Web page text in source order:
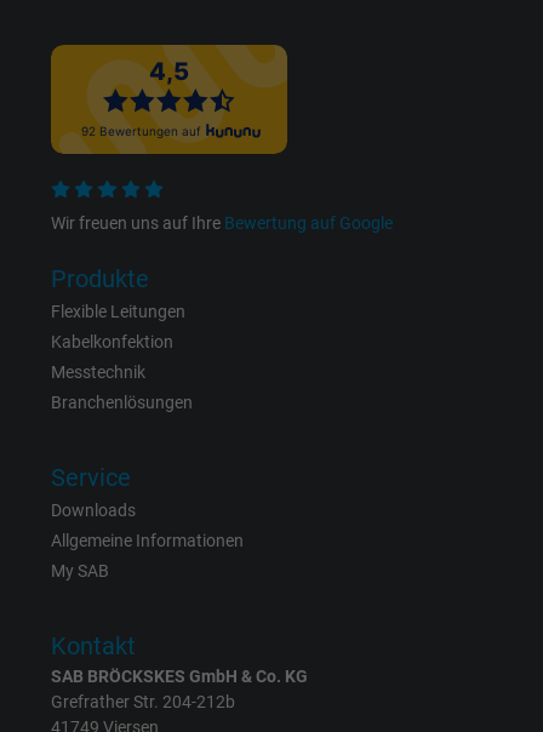
Laufzeit 1 Jahr
Zweck
Cookie von Facebook für Website-Analyse,
Anzeigenausrichtung und
Name wd, Facebook Pixel
Anbieter
Laufzeit
Zweck
Anbieter Facebook Ireland Ltd.
Zweck
Cookie von Facebook für Website-Analyse,
Anzeigenausrichtung und
Wir freuen uns auf Ihre Bewertung auf Google
Produkte
Flexible Leitungen
Kabelkonfektion
Messtechnik
Branchenlösungen
Service
Downloads
Allgemeine Informationen
My SAB
Kontakt
SAB BRÖCKSKES GmbH & Co. KG
Grefrather Str. 204-212b
41749 Viersen